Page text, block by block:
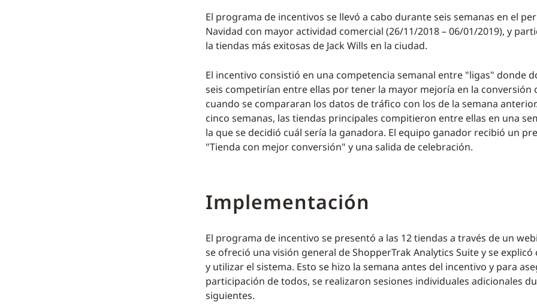
El programa de incentivos se llevó a cabo durante seis semanas en el
Navidad con mayor actividad comercial (26/11/2018 – 06/01/2019), y
la tiendas más exitosas de Jack Wills en la ciudad.
El incentivo consistió en una competencia semanal entre "ligas" donde
seis competirían entre ellas por tener la mayor mejoría en la conversión
cuando se compararan los datos de tráfico con los de la semana
cinco semanas, las tiendas principales compitieron entre ellas en una
la que se decidió cuál sería la ganadora. El equipo ganador recibió un
"Tienda con mejor conversión" y una salida de celebración.
Implementación
El programa de incentivo se presentó a las 12 tiendas a través de un
se ofreció una visión general de ShopperTrak Analytics Suite y se explicó
y utilizar el sistema. Esto se hizo la semana antes del incentivo y para
participación de todos, se realizaron sesiones individuales adicionales
siguientes.